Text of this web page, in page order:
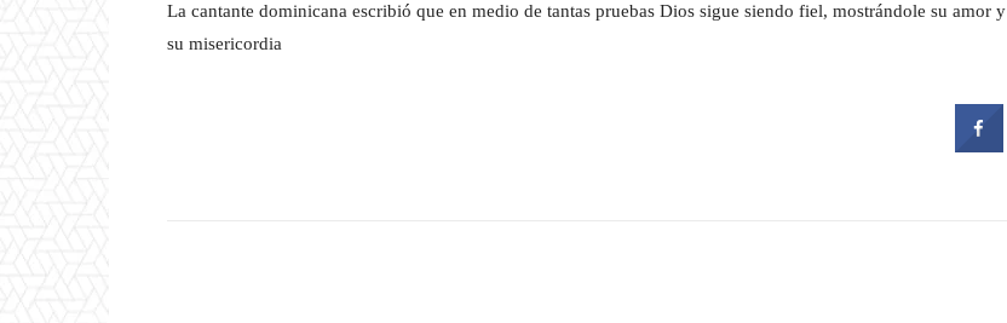
La cantante dominicana escribió que en medio de tantas pruebas Dios sigue siendo fiel, mostrándole su amor y
su misericordia